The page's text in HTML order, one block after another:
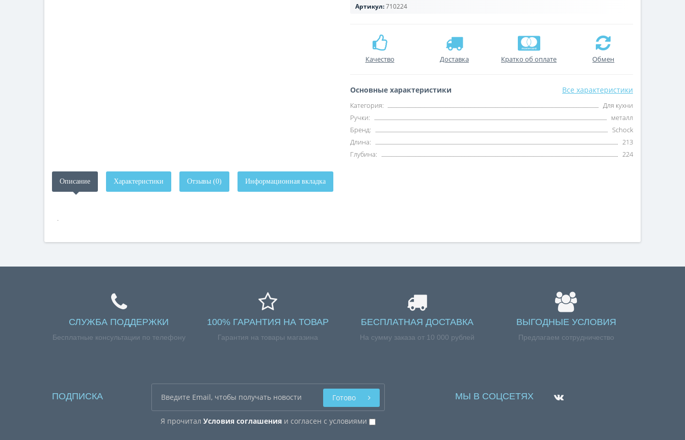
Артикул:710224
Качество Доставка Кратко об оплате Обмен
Основные характеристики Все характеристики
Категория:
Для кухни
Ручки:
металл
Бренд:
Schock
Длина:
213
Глубина:
224
Описание Характеристики Отзывы (0) Информационная вкладка
.
СЛУЖБА ПОДДЕРЖКИ
Бесплатные консультации по телефону
100% ГАРАНТИЯ НА ТОВАР
Гарантия на товары магазина
БЕСПЛАТНАЯ ДОСТАВКА
На сумму заказа от 10 000 рублей
ВЫГОДНЫЕ УСЛОВИЯ
Предлагаем сотрудничество
ПОДПИСКА
Я прочитал Условия соглашенияи согласен с условиями
Готово МЫ В СОЦСЕТЯХ